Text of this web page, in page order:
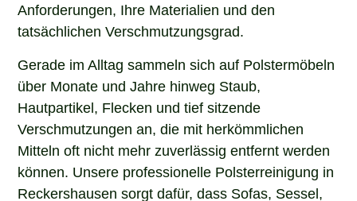
Anforderungen, Ihre Materialien und den
tatsächlichen Verschmutzungsgrad.
Gerade im Alltag sammeln sich auf Polstermöbeln
über Monate und Jahre hinweg Staub,
Hautpartikel, Flecken und tief sitzende
Verschmutzungen an, die mit herkömmlichen
Mitteln oft nicht mehr zuverlässig entfernt werden
können. Unsere professionelle Polsterreinigung in
Reckershausen sorgt dafür, dass Sofas, Sessel,